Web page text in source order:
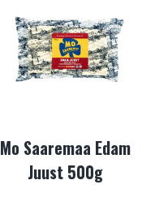
Mo Saaremaa Edam
Juust 500g